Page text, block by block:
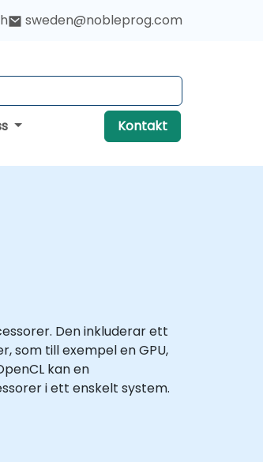
sweden@nobleprog.com
Kontakt
Den inkluderar ett
som till exempel en GPU,
kan en
i ett enskelt system.